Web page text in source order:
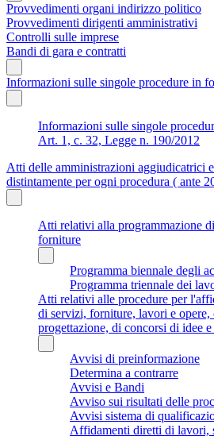
Provvedimenti organi indirizzo politico
Provvedimenti dirigenti amministrativi
Controlli sulle imprese
Bandi di gara e contratti
Informazioni sulle singole procedure in
Informazioni sulle singole
Art. 1, c. 32, Legge n. 190/2012
Atti delle amministrazioni aggiudicatrici
distintamente per ogni procedura ( ante
Atti relativi alla programmazione
forniture
Programma biennale degli
Programma triennale dei
Atti relativi alle procedure per
di servizi, forniture, lavori e
progettazione, di concorsi di idee
Avvisi di preinformazione
Determina a contrarre
Avvisi e Bandi
Avviso sui risultati delle
Avvisi sistema di
Affidamenti diretti di lavori,